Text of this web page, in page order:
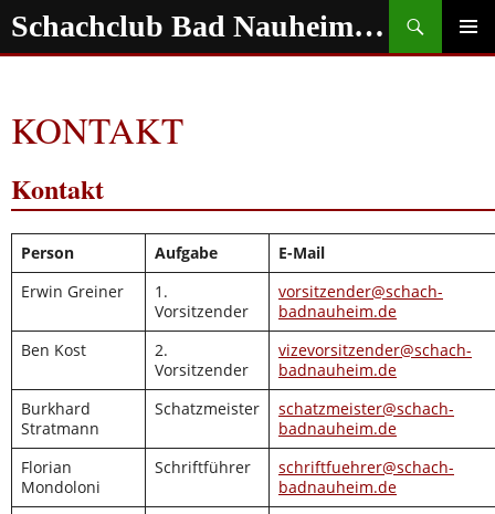
Zum
Inhalt
Schachclub Bad Nauheim e.V.
Suchen
KONTAKT
Kontakt
Person Aufgabe
E-Mail
Erwin Greiner
1.
Vorsitzender
vorsitzender@schach-
badnauheim.de
Ben Kost
2.
Vorsitzender
vizevorsitzender@schach-
badnauheim.de
Burkhard
Stratmann
Schatzmeister
schatzmeister@schach-
badnauheim.de
Florian
Mondoloni
Schriftführer
schriftfuehrer@schach-
badnauheim.de